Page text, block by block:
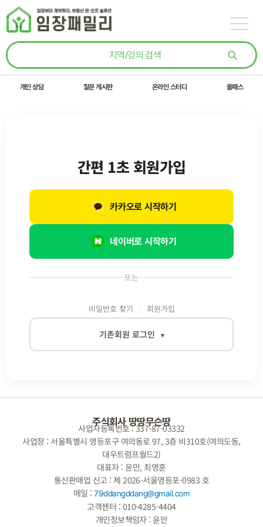
콘텐츠로
건너뛰기
개인 상담 질문 게시판 온라인 스터디 올패스
또는
비밀번호 찾기 회원가입
기존회원 로그인 ▾
로그인
간편 1초 회원가입
네이버로 시작하기
카카오로 시작하기
주식회사 땅땅무슨땅
사업자등록번호 : 337-87-03332
사업장 : 서울특별시 영등포구 여의동로 97, 3층 비310호(여의도동,
대우트럼프월드2)
대표자 : 윤만, 최영훈
통신판매업 신고 : 제 2026-서울영등포-0983 호
메일 :79ddangddang@gmail.com
고객센터 : 010-4285-4404
개인정보책임자 : 윤만